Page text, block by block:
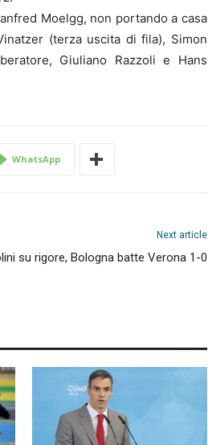
Moelgg, non portando a casa
(terza uscita di fila), Simon
Giuliano Razzoli e Hans
WhatsApp
Next article
su rigore, Bologna batte Verona 1-0